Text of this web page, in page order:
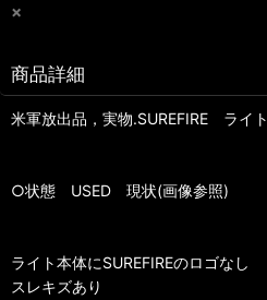
×
商品詳細
米軍放出品，実物.SUREFIRE ライト
○状態 USED 現状(画像参照)
ライト本体にSUREFIREのロゴなし
スレキズあり